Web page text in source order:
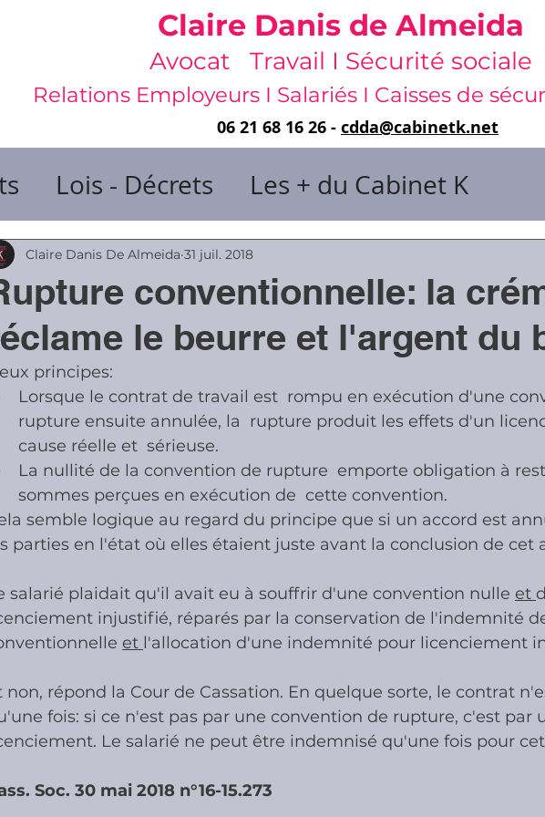
Claire Danis de Almeida
Avocat Travail I Sécurité sociale
Relations Employeurs I Salariés I Caisses de
06 21 68 16 26 - cdda@cabinetk.net
Lois - Décrets Les + du Cabinet K
de travail & de dirigeants
du travail & Gestion du temps Faute &
de contrats Risques professionnels
- Maladies Cotisations sociales &
sociales & Contrôles Médiation
conventionnelle: la
le beurre et l'argent du
Claire Danis De Almeida 31 juil. 2018
principes:
Lorsque le contrat de travail est  rompu en exécution d'une
rupture ensuite annulée, la  rupture produit les effets d'un
cause réelle et  sérieuse.
La nullité de la convention de rupture  emporte obligation à
sommes perçues en exécution de  cette convention.
semble logique au regard du principe que si un accord est
parties en l'état où elles étaient juste avant la conclusion de cet
salarié plaidait qu'il avait eu à souffrir d'une convention nulle et
injustifié, réparés par la conservation de l'indemnité
et l'allocation d'une indemnité pour licenciement
non, répond la Cour de Cassation. En quelque sorte, le contrat
fois: si ce n'est pas par une convention de rupture, c'est par
Le salarié ne peut être indemnisé qu'une fois pour
Soc. 30 mai 2018 n°16-15.273